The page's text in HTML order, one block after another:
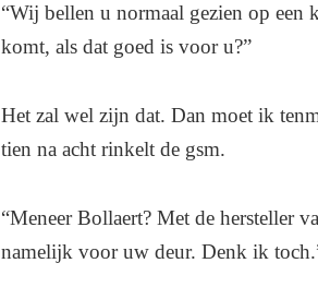
“Wij bellen u normaal gezien op een
komt, als dat goed is voor u?”
Het zal wel zijn dat. Dan moet ik
tien na acht rinkelt de gsm.
“Meneer Bollaert? Met de hersteller
namelijk voor uw deur. Denk ik